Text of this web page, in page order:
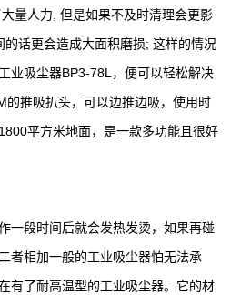
量人力, 但是如果不及时清理会更影
话更会造成大面积磨损; 这样的情况
业吸尘器BP3-78L，便可以轻松解决
的推吸扒头，可以边推边吸，使用时
平方米地面，是一款多功能且很好
段时间后就会发热发烫，如果再碰
者相加一般的工业吸尘器怕无法承
有了耐高温型的工业吸尘器。它的材